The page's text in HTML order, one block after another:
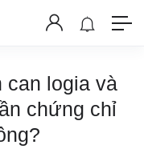
can logia và
chứng chỉ